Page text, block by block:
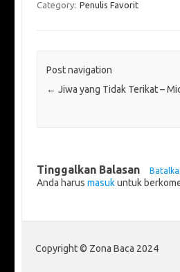
Category: Penulis Favorit
Post navigation
← Jiwa yang Tidak Terikat –
Tinggalkan Balasan
Anda harus masukuntuk
Copyright © Zona Baca 2024